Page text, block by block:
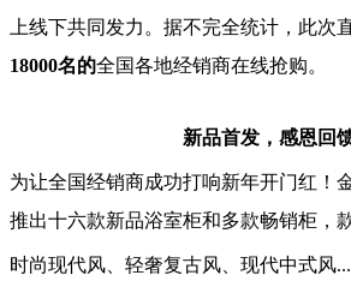
上线下共同发力。据不完全统计，此次
18000名的全国各地经销商在线抢购。
新品首发，感恩回
为让全国经销商成功打响新年开门红！
推出十六款新品浴室柜和多款畅销柜，
时尚现代风、轻奢复古风、现代中式风